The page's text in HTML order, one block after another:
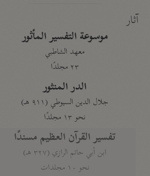
آثار
موسوعة التفسير المأثور
معهد الشاطبي
٢٣ مجلدًا
الدر المنثور
جلال الدين السيوطي (٩١١ هـ)
نحو ١٣ مجلدًا
تفسير القرآن العظيم مسندًا
ابن أبي حاتم الرازي (٣٢٧ هـ)
نحو ١٠ مجلدات